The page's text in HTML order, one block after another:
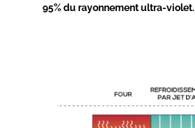
95% du rayonnement ultra-violet.